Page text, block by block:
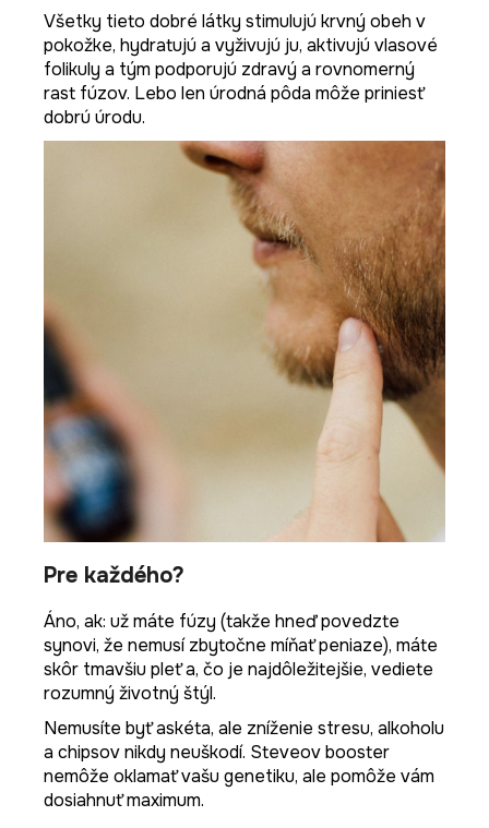
Všetky tieto dobré látky stimulujú krvný obeh v
pokožke, hydratujú a vyživujú ju, aktivujú vlasové
folikuly a tým podporujú zdravý a rovnomerný
rast fúzov. Lebo len úrodná pôda môže priniesť
dobrú úrodu.
Pre každého?
Áno, ak: už máte fúzy (takže hneď povedzte
synovi, že nemusí zbytočne míňať peniaze), máte
skôr tmavšiu pleť a, čo je najdôležitejšie, vediete
rozumný životný štýl.
Nemusíte byť askéta, ale zníženie stresu, alkoholu
a chipsov nikdy neuškodí. Steveov booster
nemôže oklamať vašu genetiku, ale pomôže vám
dosiahnuť maximum.